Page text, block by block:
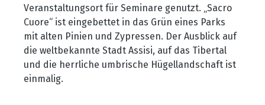
Veranstaltungsort für Seminare genutzt. „Sacro
Cuore“ ist eingebettet in das Grün eines Parks
mit alten Pinien und Zypressen. Der Ausblick auf
die weltbekannte Stadt Assisi, auf das Tibertal
und die herrliche umbrische Hügellandschaft ist
einmalig.